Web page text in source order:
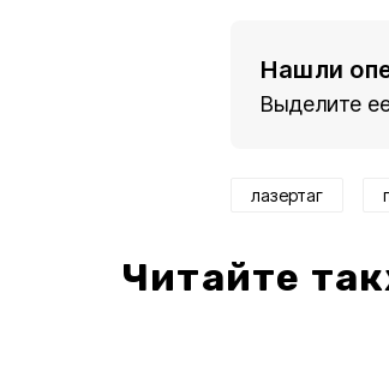
Нашли
Выделите
лазертаг
Читайте